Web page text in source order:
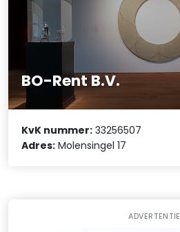
BO-Rent B.V.
KvK nummer: 33256507
Adres: Molensingel 17
ADVERTENTIE